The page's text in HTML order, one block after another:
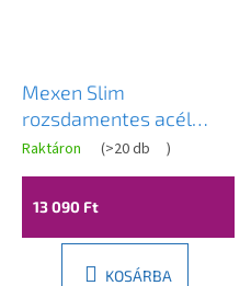
Mexen Slim
rozsdamentes acél
zuhanyfej 30 x 30 cm,
arany, 79130-50
Raktáron (>20 db )
13 090 Ft
KOSÁRBA